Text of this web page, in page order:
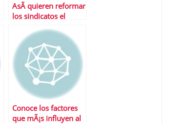
AsÃ­ quieren reformar
los sindicatos el
Conoce los factores
que mÃ¡s influyen al